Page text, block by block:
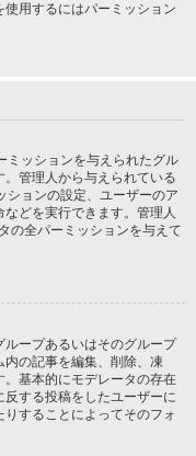
用するにはパーミッション
ミッションを与えられたグル
管理人から与えられている
ションの設定、ユーザーのア
どを実行できます。管理人
の全パーミッションを与えて
ープあるいはそのグループ
の記事を編集、削除、凍
基本的にモデレータの存在
する投稿をしたユーザーに
することによってそのフォ